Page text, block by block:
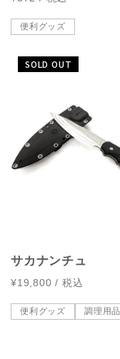
便利グッズ
SOLD OUT
サカナンチュ
¥19,800 / 税込
便利グッズ 調理用品